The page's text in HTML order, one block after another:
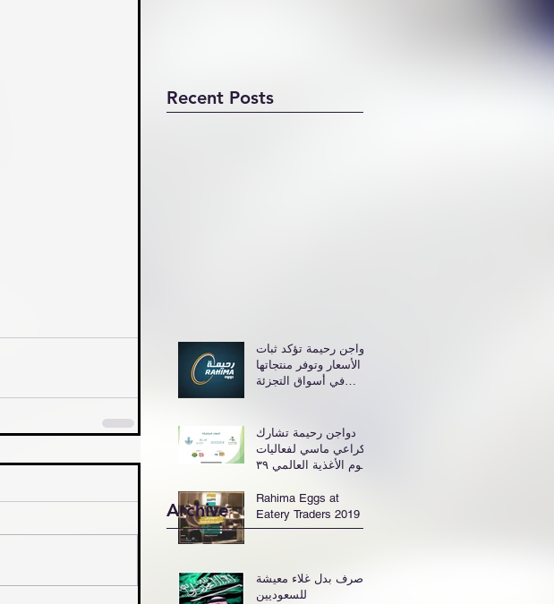
Recent Posts
دواجن رحيمة تؤكد ثبات
الأسعار وتوفر منتجاتها
في أسواق التجزئة
دواجن رحيمة تشارك
كراعي ماسي لفعاليات
يوم الأغذية العالمي ٣٩
Rahima Eggs at
Eatery Traders 2019
صرف بدل غلاء معيشة
للسعوديين
Archive